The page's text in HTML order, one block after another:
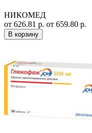
НИКОМЕД
от 626.81 р. от 659.80 р.
В корзину